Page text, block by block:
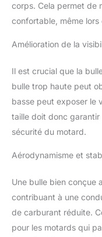
corps. Cela permet de
confortable, même
Amélioration de la
Il est crucial que la
bulle trop haute peut
basse peut exposer le
taille doit donc garantir
sécurité du motard.
Aérodynamisme et
Une bulle bien conçue
contribuant à une
de carburant réduite.
pour les motards qui